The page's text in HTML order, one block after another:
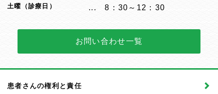
土曜（診療日） 8：30～12：30
お問い合わせ一覧
患者さんの権利と責任